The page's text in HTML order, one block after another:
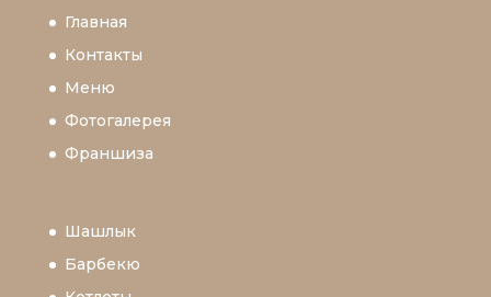
Главная
Контакты
Меню
Фотогалерея
Франшиза
Шашлык
Барбекю